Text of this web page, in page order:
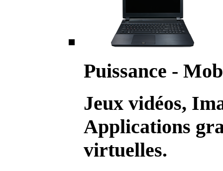
Puissance -
Jeux vidéos,
Applications
virtuelles.